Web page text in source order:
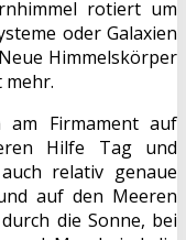
rotiert um
oder Galaxien
Himmelskörper
mehr.
am Firmament auf
Hilfe Tag und
relativ genaue
auf den Meeren
die Sonne, bei